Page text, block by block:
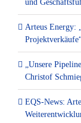
und
Arteus Energy:
„Unsere
Christof
EQS-News: